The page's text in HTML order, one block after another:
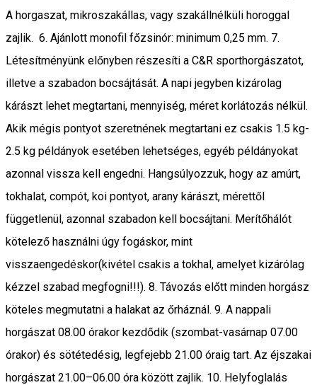
A horgaszat, mikroszakállas, vagy szakállnélküli horoggal
zajlik. 6. Ajánlott monofil főzsinór: minimum 0,25 mm. 7.
Létesítményünk előnyben részesíti a C&R sporthorgászatot,
illetve a szabadon bocsájtását. A napi jegyben kizárolag
kárászt lehet megtartani, mennyiség, méret korlátozás nélkül.
Akik mégis pontyot szeretnének megtartani ez csakis 1.5 kg-
2.5 kg példányok esetében lehetséges, egyéb példányokat
azonnal vissza kell engedni. Hangsúlyozzuk, hogy az amúrt,
tokhalat, compót, koi pontyot, arany kárászt, mérettől
függetlenül, azonnal szabadon kell bocsájtani. Merítőhálót
kötelező használni úgy fogáskor, mint
visszaengedéskor(kivétel csakis a tokhal, amelyet kizárólag
kézzel szabad megfogni!!!). 8. Távozás előtt minden horgász
köteles megmutatni a halakat az őrháznál. 9. A nappali
horgászat 08.00 órakor kezdődik (szombat-vasárnap 07.00
órakor) és sötétedésig, legfejebb 21.00 óraig tart. Az éjszakai
horgászat 21.00–06.00 óra között zajlik. 10. Helyfoglalás